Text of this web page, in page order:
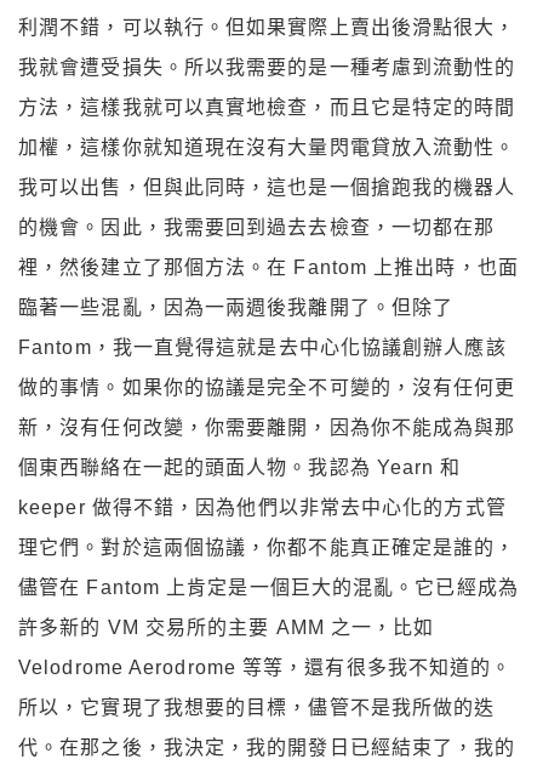
利潤不錯，可以執行。但如果實際上賣出後滑點很大，
我就會遭受損失。所以我需要的是一種考慮到流動性的
方法，這樣我就可以真實地檢查，而且它是特定的時間
加權，這樣你就知道現在沒有大量閃電貸放入流動性。
我可以出售，但與此同時，這也是一個搶跑我的機器人
的機會。因此，我需要回到過去去檢查，一切都在那
裡，然後建立了那個方法。在 Fantom 上推出時，也面
臨著一些混亂，因為一兩週後我離開了。但除了
Fantom，我一直覺得這就是去中心化協議創辦人應該
做的事情。如果你的協議是完全不可變的，沒有任何更
新，沒有任何改變，你需要離開，因為你不能成為與那
個東西聯絡在一起的頭面人物。我認為 Yearn 和
keeper 做得不錯，因為他們以非常去中心化的方式管
理它們。對於這兩個協議，你都不能真正確定是誰的，
儘管在 Fantom 上肯定是一個巨大的混亂。它已經成為
許多新的 VM 交易所的主要 AMM 之一，比如
Velodrome Aerodrome 等等，還有很多我不知道的。
所以，它實現了我想要的目標，儘管不是我所做的迭
代。在那之後，我決定，我的開發日已經結束了，我的